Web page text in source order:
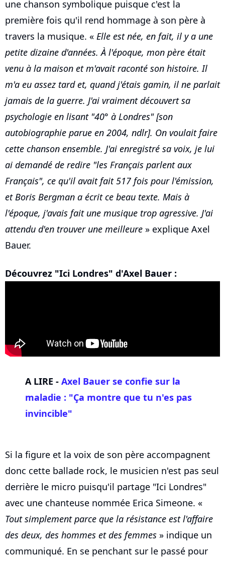
une chanson symbolique puisque c'est la
première fois qu'il rend hommage à son père à
travers la musique. « Elle est née, en fait, il y a une
petite dizaine d'années. À l'époque, mon père était
venu à la maison et m'avait raconté son histoire. Il
m'a eu assez tard et, quand j'étais gamin, il ne parlait
jamais de la guerre. J'ai vraiment découvert sa
psychologie en lisant "40° à Londres" [son
autobiographie parue en 2004, ndlr]. On voulait faire
cette chanson ensemble. J'ai enregistré sa voix, je lui
ai demandé de redire "les Français parlent aux
Français", ce qu'il avait fait 517 fois pour l'émission,
et Boris Bergman a écrit ce beau texte. Mais à
l'époque, j'avais fait une musique trop agressive. J'ai
attendu d'en trouver une meilleure » explique Axel
Bauer.
Découvrez "Ici Londres" d'Axel Bauer :
A LIRE - Axel Bauer se confie sur la
maladie : "Ça montre que tu n'es pas
invincible"
Si la figure et la voix de son père accompagnent
donc cette ballade rock, le musicien n'est pas seul
derrière le micro puisqu'il partage "Ici Londres"
avec une chanteuse nommée Erica Simeone. «
Tout simplement parce que la résistance est l'affaire
des deux, des hommes et des femmes » indique un
communiqué. En se penchant sur le passé pour